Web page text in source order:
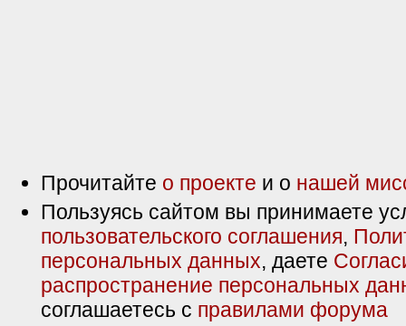
Прочитайте о проекте и о нашей
Пользуясь сайтом вы принимаете
пользовательского соглашения,
персональных данных, даете
распространение персональных
соглашаетесь с правилами форума